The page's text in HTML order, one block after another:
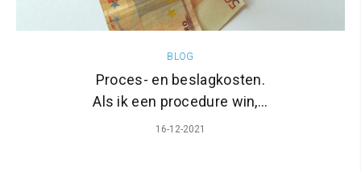
BLOG
Proces- en beslagkosten.
Als ik een procedure win,...
16-12-2021